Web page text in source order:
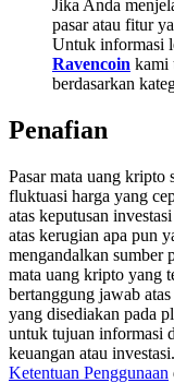
Precious Metals
Trade Gold &
USDT New User
USDT Flexible
New Listing
Trade New
Jika Anda
pasar atau fitur
Untuk informasi
Ravencoin kami
berdasarkan
Penafian
Pasar mata uang kripto
fluktuasi harga yang
atas keputusan
atas kerugian apa pun
mengandalkan sumber
mata uang kripto yang
bertanggung jawab
yang disediakan pada
untuk tujuan informasi
keuangan atau
Ketentuan Penggunaan